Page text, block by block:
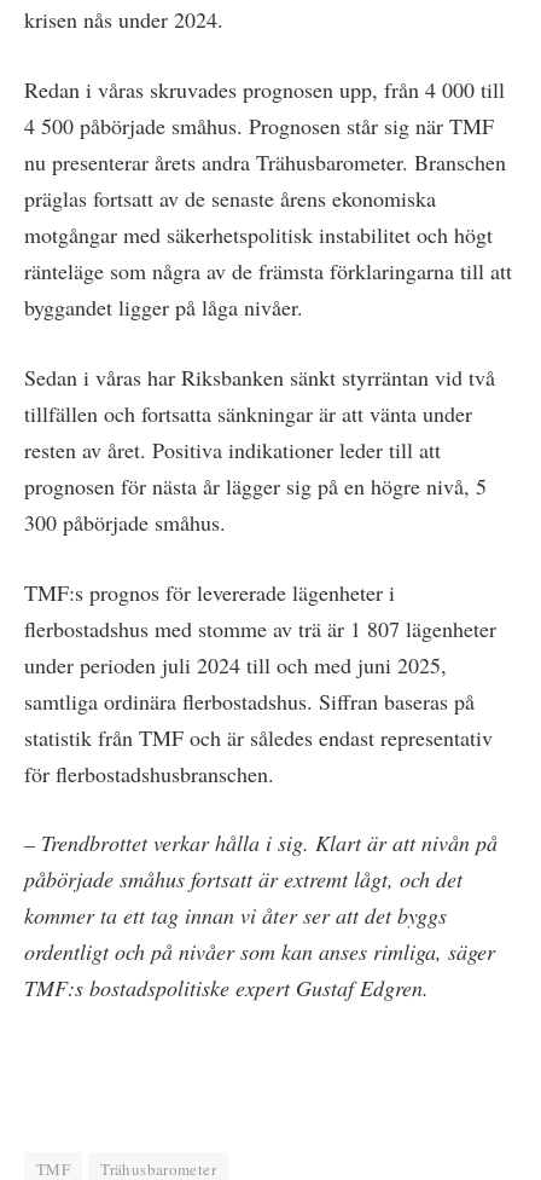
krisen nås under 2024.
Redan i våras skruvades prognosen upp, från 4 000 till
4 500 påbörjade småhus. Prognosen står sig när TMF
nu presenterar årets andra Trähusbarometer. Branschen
präglas fortsatt av de senaste årens ekonomiska
motgångar med säkerhetspolitisk instabilitet och högt
ränteläge som några av de främsta förklaringarna till att
byggandet ligger på låga nivåer.
Sedan i våras har Riksbanken sänkt styrräntan vid två
tillfällen och fortsatta sänkningar är att vänta under
resten av året. Positiva indikationer leder till att
prognosen för nästa år lägger sig på en högre nivå, 5
300 påbörjade småhus.
TMF:s prognos för levererade lägenheter i
flerbostadshus med stomme av trä är 1 807 lägenheter
under perioden juli 2024 till och med juni 2025,
samtliga ordinära flerbostadshus. Siffran baseras på
statistik från TMF och är således endast representativ
för flerbostadshusbranschen.
– Trendbrottet verkar hålla i sig. Klart är att nivån på
påbörjade småhus fortsatt är extremt lågt, och det
kommer ta ett tag innan vi åter ser att det byggs
ordentligt och på nivåer som kan anses rimliga, säger
TMF:s bostadspolitiske expert Gustaf Edgren.
TMF Trähusbarometer